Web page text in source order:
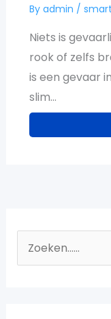
By admin /
Niets is
rook of zelfs
is een gevaar
slim…